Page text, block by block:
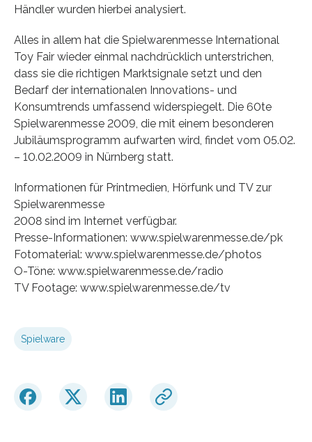
Händler wurden hierbei analysiert.
Alles in allem hat die Spielwarenmesse International
Toy Fair wieder einmal nachdrücklich unterstrichen,
dass sie die richtigen Marktsignale setzt und den
Bedarf der internationalen Innovations- und
Konsumtrends umfassend widerspiegelt. Die 60te
Spielwarenmesse 2009, die mit einem besonderen
Jubiläumsprogramm aufwarten wird, findet vom 05.02.
– 10.02.2009 in Nürnberg statt.
Informationen für Printmedien, Hörfunk und TV zur
Spielwarenmesse
2008 sind im Internet verfügbar.
Presse-Informationen: www.spielwarenmesse.de/pk
Fotomaterial: www.spielwarenmesse.de/photos
O-Töne: www.spielwarenmesse.de/radio
TV Footage: www.spielwarenmesse.de/tv
Spielware